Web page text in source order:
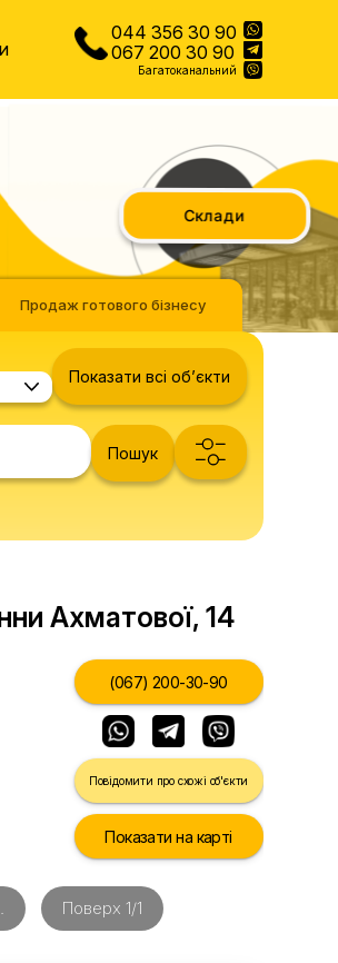
044 356 30 90
067 200 30 90
Багатоканальний
Склади
Продаж готового бізнесу
Показати всі обʼєкти
Пошук
Ахматової, 14
(067) 200-30-90
Повідомити про схожі об'єкти
Показати на карті
Поверх 1/1